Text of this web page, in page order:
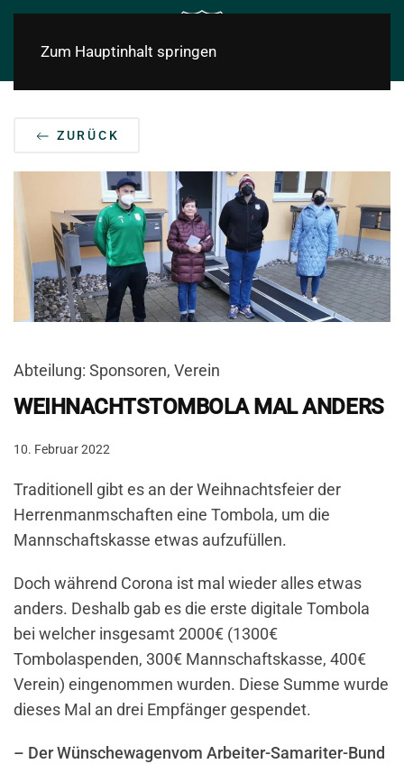
Zum Hauptinhalt springen
ZURÜCK
Abteilung: Sponsoren, Verein
WEIHNACHTSTOMBOLA MAL ANDERS
10. Februar 2022
Traditionell gibt es an der Weihnachtsfeier der
Herrenmanmschaften eine Tombola, um die
Mannschaftskasse etwas aufzufüllen.
Doch während Corona ist mal wieder alles etwas
anders. Deshalb gab es die erste digitale Tombola
bei welcher insgesamt 2000€ (1300€
Tombolaspenden, 300€ Mannschaftskasse, 400€
Verein) eingenommen wurden. Diese Summe wurde
dieses Mal an drei Empfänger gespendet.
– Der Wünschewagenvom Arbeiter-Samariter-Bund